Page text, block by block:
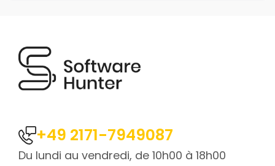
+49 2171-7949087
Du lundi au vendredi, de 10h00 à 18h00